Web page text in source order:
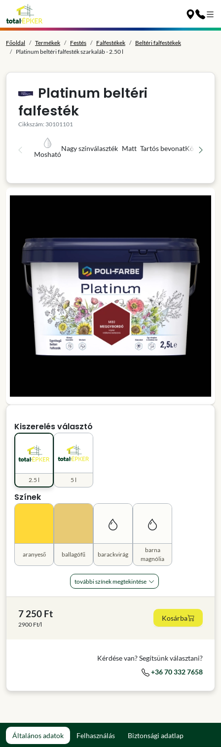
Főoldal Termékek Festés Falfestékek
Beltéri falfestékek
Platinum beltéri falfesték szarkaláb - 2.50 l
Platinum beltéri
falfesték
Cikkszám: 30101101
Mosható
Nagy színválaszték Matt Tartós bevonatKönnyű
Kiszerelés választó
2.5 l 5 l
Színek
aranyeső ballagófű barackvirág
barna
magnólia
további színek megtekintése
7 250 Ft
2900 Ft/l
Kosárba
Kérdése van? Segítsünk választani?
+36 70 332 7658
Általános adatok Felhasználás Biztonsági adatlap